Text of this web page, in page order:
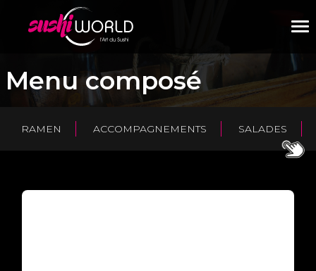
Menu composé
RAMEN ACCOMPAGNEMENTS SALADES